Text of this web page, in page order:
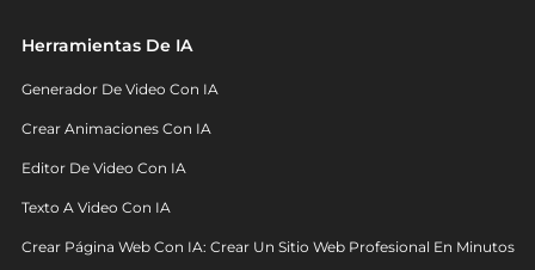
Herramientas De IA
Generador De Video Con IA
Crear Animaciones Con IA
Editor De Video Con IA
Texto A Video Con IA
Crear Página Web Con IA: Crear Un Sitio Web Profesional En Minutos